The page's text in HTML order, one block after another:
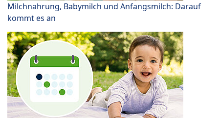
Milchnahrung, Babymilch und Anfangsmilch: Darauf
kommt es an